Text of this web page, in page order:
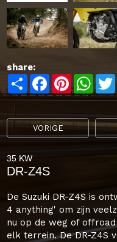
share:
ShareFacebookPinterest
VORIGE
35 KW
DR-Z4S
De Suzuki DR-Z4S is
4 anything' om zijn
nu op de weg of
elk terrein. De DR-Z4S